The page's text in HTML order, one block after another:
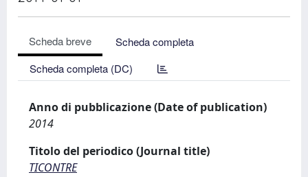
Scheda breve
Scheda completa
Scheda completa (DC)
Anno di pubblicazione (Date of publication)
2014
Titolo del periodico (Journal title)
TICONTRE